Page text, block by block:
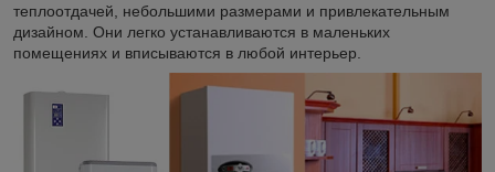
теплоотдачей, небольшими размерами и привлекательным
дизайном. Они легко устанавливаются в маленьких
помещениях и вписываются в любой интерьер.